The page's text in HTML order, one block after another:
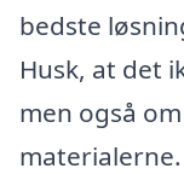
bedste
Husk, at det
men også